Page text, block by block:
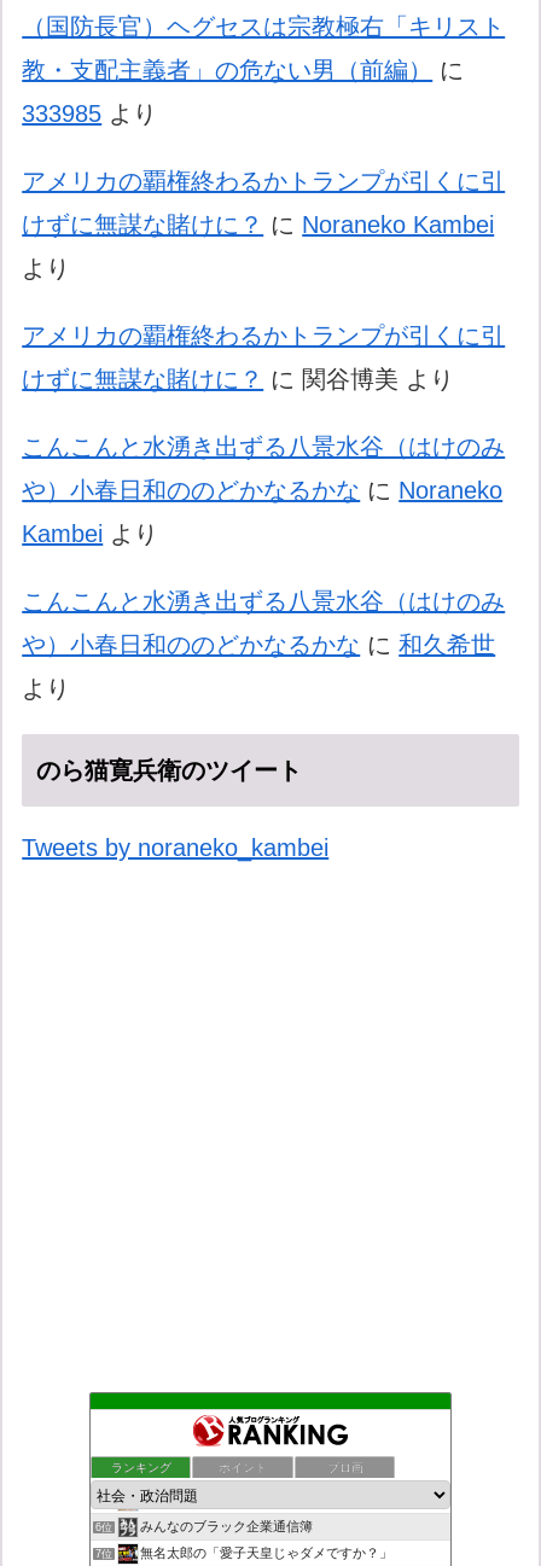
（国防長官）ヘグセスは宗教極右「キリスト
教・支配主義者」の危ない男（前編）
に
333985 より
アメリカの覇権終わるかトランプが引くに引
けずに無謀な賭けに？ に Noraneko Kambei
より
アメリカの覇権終わるかトランプが引くに引
けずに無謀な賭けに？ に 関谷博美 より
こんこんと水湧き出ずる八景水谷（はけのみ
や）小春日和ののどかなるかな に Noraneko
Kambei より
こんこんと水湧き出ずる八景水谷（はけのみ
や）小春日和ののどかなるかな に和久希世
より
のら猫寛兵衛のツイート
Tweets by noraneko_kambei
ランキング ポイント ブロ画
もえるあじあ
死神タカ位置サナエのオイルショックドクトリン憲法改悪計画！
恥を知れ、恥を
5位 ダリチョコ dalichoko
6位 みんなのブラック企業通信簿
7位 無名太郎の「愛子天皇じゃダメですか？」